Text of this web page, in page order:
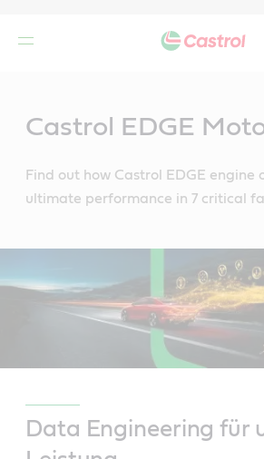
Castrol EDGE
Find out how Castrol EDGE engine
ultimate performance in 7 critical
Data Engineering für